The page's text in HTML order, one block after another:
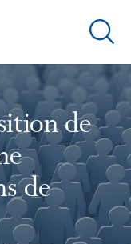
Ouvrir
de
de